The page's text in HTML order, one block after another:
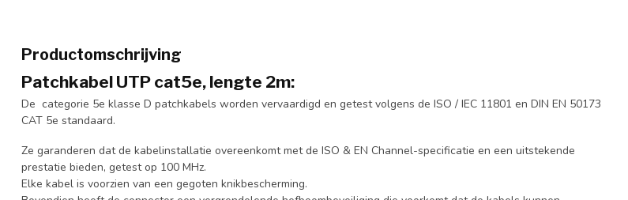
Productomschrijving
Patchkabel UTP cat5e, lengte 2m:
De categorie 5e klasse D patchkabels worden vervaardigd en getest volgens de ISO / IEC 11801 en DIN EN 50173
CAT 5e standaard.
Ze garanderen dat de kabelinstallatie overeenkomt met de ISO & EN Channel-specificatie en een uitstekende
prestatie bieden, getest op 100 MHz.
Elke kabel is voorzien van een gegoten knikbescherming.